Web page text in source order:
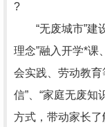
?
“无废城市”建设
理念”融入开学*课
会实践、劳动教
信”、“家庭无废知
方式，带动家长了